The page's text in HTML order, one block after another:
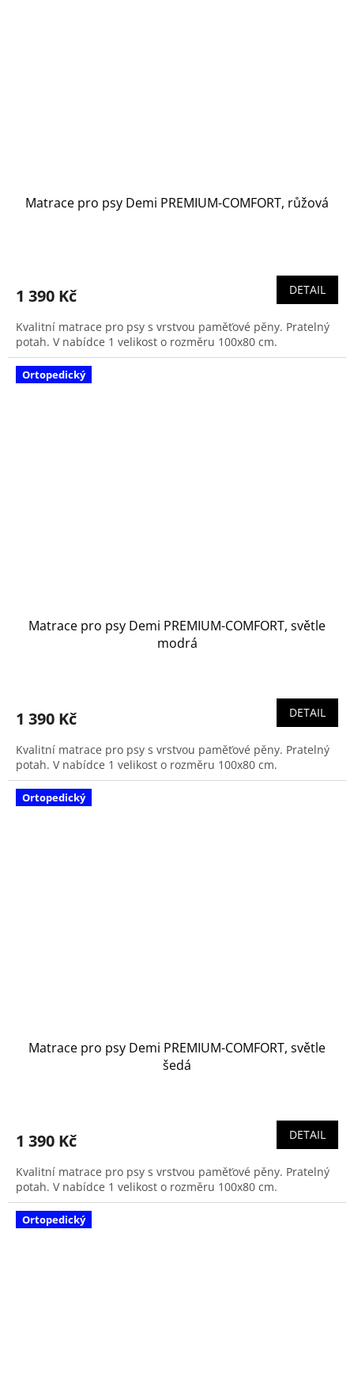
Matrace pro psy Demi PREMIUM-COMFORT, růžová
1 390 Kč DETAIL
Kvalitní matrace pro psy s vrstvou paměťové pěny. Pratelný
potah. V nabídce 1 velikost o rozměru 100x80 cm.
Ortopedický
Matrace pro psy Demi PREMIUM-COMFORT, světle
modrá
1 390 Kč DETAIL
Kvalitní matrace pro psy s vrstvou paměťové pěny. Pratelný
potah. V nabídce 1 velikost o rozměru 100x80 cm.
Ortopedický
Matrace pro psy Demi PREMIUM-COMFORT, světle
šedá
1 390 Kč DETAIL
Kvalitní matrace pro psy s vrstvou paměťové pěny. Pratelný
potah. V nabídce 1 velikost o rozměru 100x80 cm.
Ortopedický